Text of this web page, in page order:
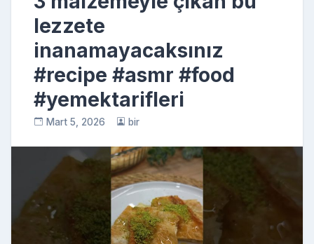
lezzete
inanamayacaksınız
#recipe #asmr #food
#yemektarifleri
Mart 5, 2026 bir